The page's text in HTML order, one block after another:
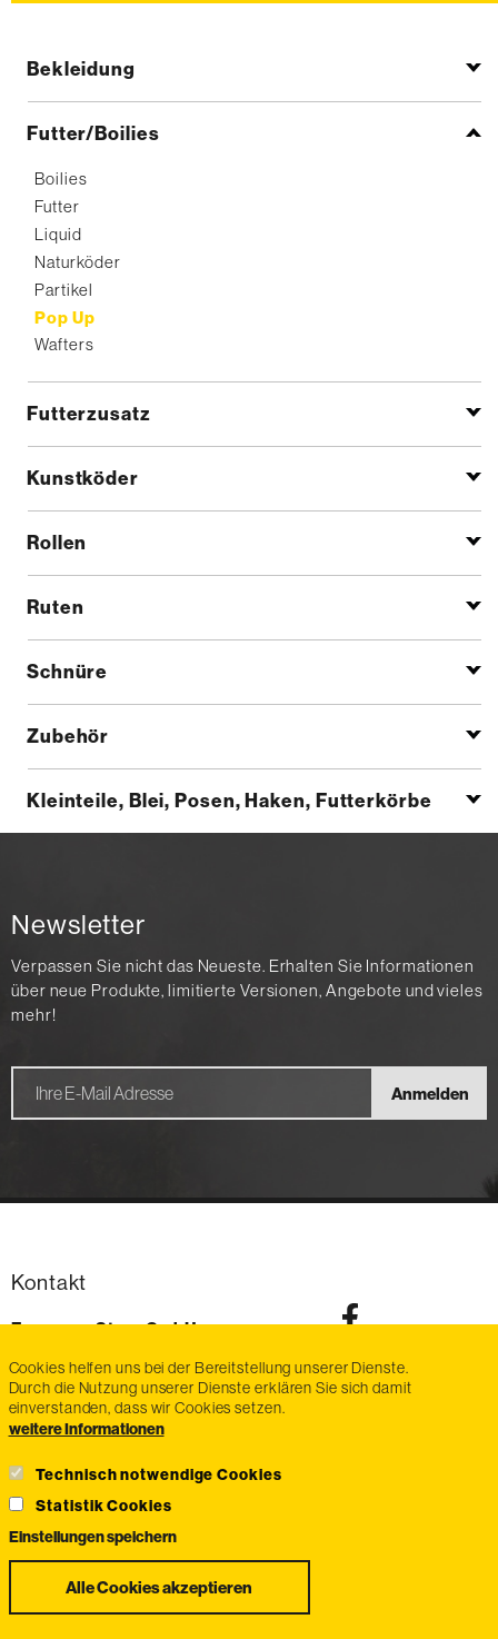
Bekleidung
Futter/Boilies
Boilies
Futter
Liquid
Naturköder
Partikel
Pop Up
Wafters
Futterzusatz
Kunstköder
Rollen
Ruten
Schnüre
Zubehör
Kleinteile, Blei, Posen, Haken, Futterkörbe
Newsletter
Verpassen Sie nicht das Neueste. Erhalten Sie Informationen
über neue Produkte, limitierte Versionen, Angebote und vieles
mehr!
Anmelden
Kontakt
Exmanco-Steyr GmbH
4407Steyr-Gleink
AT
Telefon:voice
+43 7252 / 470 87
Fax:fax
+43 7252 / 470 87-20
E-Mail:email
info@exmanco-steyr.at
Zahlungsmethoden
Cookies helfen uns bei der Bereitstellung unserer Dienste.
Durch die Nutzung unserer Dienste erklären Sie sich damit
einverstanden, dass wir Cookies setzen.
weitere Informationen
Technisch notwendige Cookies
Statistik Cookies
Einstellungen speichern
Alle Cookies akzeptieren